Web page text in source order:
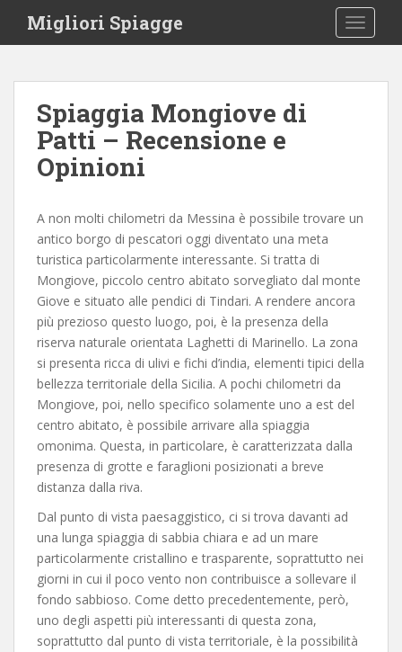
i
Migliori Spiagge
Spiaggia Mongiove di
Patti – Recensione e
Opinioni
A non molti chilometri da Messina è possibile trovare un
antico borgo di pescatori oggi diventato una meta
turistica particolarmente interessante. Si tratta di
Mongiove, piccolo centro abitato sorvegliato dal monte
Giove e situato alle pendici di Tindari. A rendere ancora
più prezioso questo luogo, poi, è la presenza della
riserva naturale orientata Laghetti di Marinello. La zona
si presenta ricca di ulivi e fichi d’india, elementi tipici della
bellezza territoriale della Sicilia. A pochi chilometri da
Mongiove, poi, nello specifico solamente uno a est del
centro abitato, è possibile arrivare alla spiaggia
omonima. Questa, in particolare, è caratterizzata dalla
presenza di grotte e faraglioni posizionati a breve
distanza dalla riva.
Dal punto di vista paesaggistico, ci si trova davanti ad
una lunga spiaggia di sabbia chiara e ad un mare
particolarmente cristallino e trasparente, soprattutto nei
giorni in cui il poco vento non contribuisce a sollevare il
fondo sabbioso. Come detto precedentemente, però,
uno degli aspetti più interessanti di questa zona,
soprattutto dal punto di vista territoriale, è la possibilità